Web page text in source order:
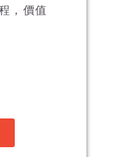
，價值